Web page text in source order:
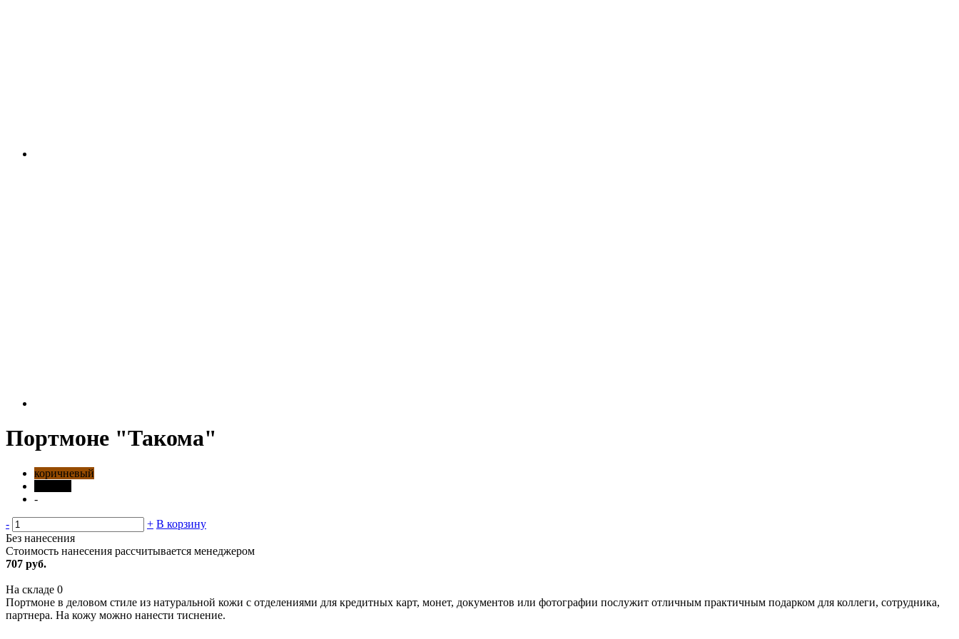
Портмоне "Такома"
коричневый
-
- + В корзину
Без нанесения
Стоимость нанесения рассчитывается менеджером
707 руб.
На складе 0
Портмоне в деловом стиле из натуральной кожи с отделениями для кредитных карт, монет, документов или фотографии послужит отличным практичным подарком для коллеги, сотрудника,
партнера. На кожу можно нанести тиснение.